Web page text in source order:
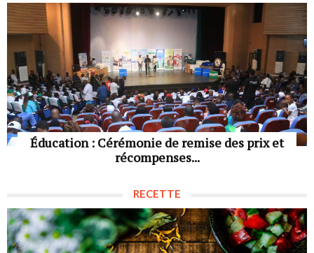
Éducation : Cérémonie de remise des prix et
récompenses...
RECETTE